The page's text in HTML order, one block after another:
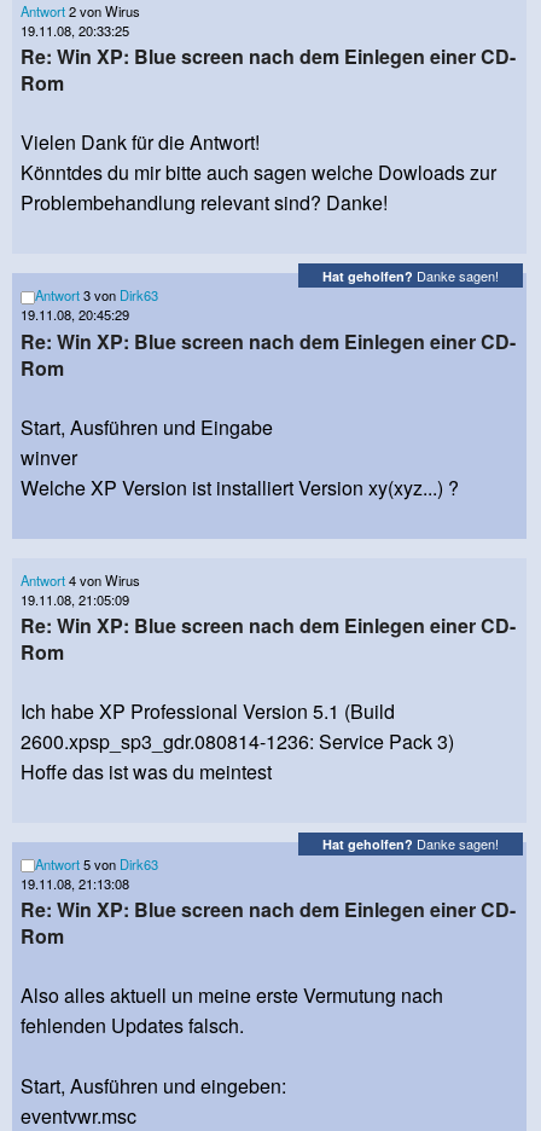
Antwort2 von Wirus
19.11.08, 20:33:25
Re: Win XP: Blue screen nach dem Einlegen einer CD-
Rom
Vielen Dank für die Antwort!
Könntdes du mir bitte auch sagen welche Dowloads zur
Problembehandlung relevant sind? Danke!
Hat geholfen? Danke sagen!
Antwort3 von Dirk63
19.11.08, 20:45:29
Re: Win XP: Blue screen nach dem Einlegen einer CD-
Rom
Start, Ausführen und Eingabe
winver
Welche XP Version ist installiert Version xy(xyz...) ?
Antwort4 von Wirus
19.11.08, 21:05:09
Re: Win XP: Blue screen nach dem Einlegen einer CD-
Rom
Ich habe XP Professional Version 5.1 (Build
2600.xpsp_sp3_gdr.080814-1236: Service Pack 3)
Hoffe das ist was du meintest
Hat geholfen? Danke sagen!
Antwort5 von Dirk63
19.11.08, 21:13:08
Re: Win XP: Blue screen nach dem Einlegen einer CD-
Rom
Also alles aktuell un meine erste Vermutung nach
fehlenden Updates falsch.
Start, Ausführen und eingeben:
eventvwr.msc